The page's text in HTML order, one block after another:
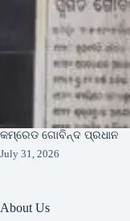
କମ୍ରେଡ ଗୋବିନ୍ଦ ପ୍ରଧାନ
July 31, 2026
About Us